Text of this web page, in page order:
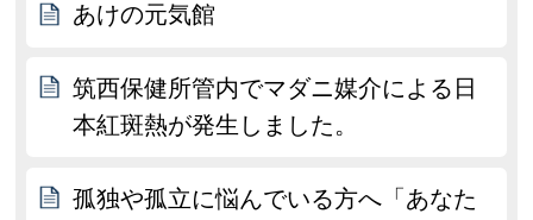
あけの元気館
筑西保健所管内でマダニ媒介による日
本紅斑熱が発生しました。
孤独や孤立に悩んでいる方へ「あなた